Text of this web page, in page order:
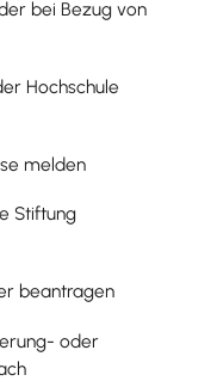
bei Bezug von
Hochschule
melden
Stiftung
beantragen
oder